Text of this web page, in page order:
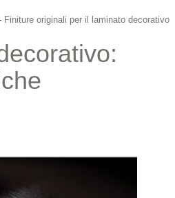
Finiture originali per il laminato decorativo